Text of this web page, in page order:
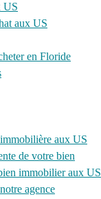
US
aux US
en Floride
aux US
de votre bien
immobilier aux US
agence